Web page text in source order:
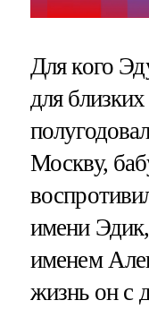
Для кого
для
Москву,
имени
именем
жизнь он с